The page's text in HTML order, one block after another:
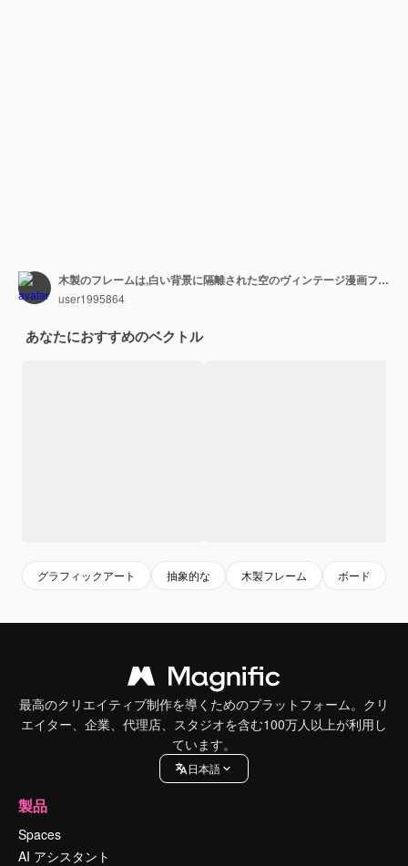
木製のフレームは,白い背景に隔離された空のヴィンテージ漫画フレームをベクトルイラストにセットします.
user1995864
あなたにおすすめのベクトル
グラフィックアート 抽象的な 木製フレーム ボード
最高のクリエイティブ制作を導くためのプラットフォーム。クリ
エイター、企業、代理店、スタジオを含む100万人以上が利用し
ています。
日本語
製品
Spaces
AI アシスタント